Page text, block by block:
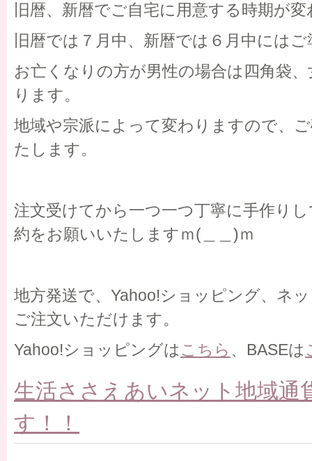
旧暦、新暦でご自宅に用意する時期が
旧暦では７月中、新暦では６月中には
お亡くなりの方が男性の場合は四角袋
ります。
地域や宗派によって変わりますので、
たします。
注文受けてから一つ一つ丁寧に手作り
約をお願いいたしますｍ(＿＿)ｍ
地方発送で、Yahoo!ショッピング、ネ
ご注文いただけます。
Yahoo!ショッピングはこちら 、BASEは
生活ささえあいネット地域通
す！！